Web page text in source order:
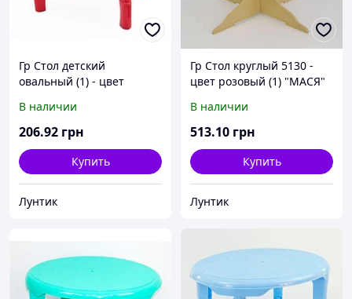
Гр Стол детский
овальный (1) - цвет
В наличии
206.92 грн
Купить
Лунтик
Гр Стол круглый 5130 -
цвет розовый (1) "МАСЯ"
В наличии
513.10 грн
Купить
Лунтик